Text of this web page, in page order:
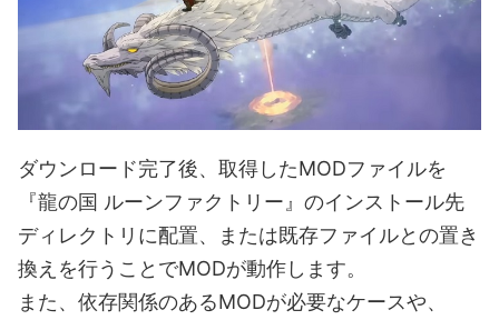
ダウンロード完了後、取得したMODファイルを
『龍の国 ルーンファクトリー』のインストール先
ディレクトリに配置、または既存ファイルとの置き
換えを行うことでMODが動作します。
また、依存関係のあるMODが必要なケースや、